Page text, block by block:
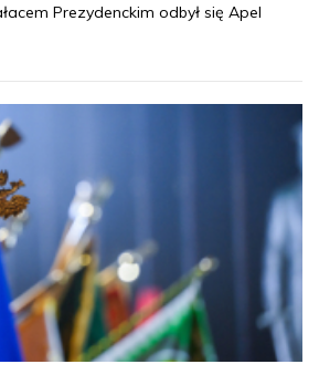
Prezydenckim odbył się Apel